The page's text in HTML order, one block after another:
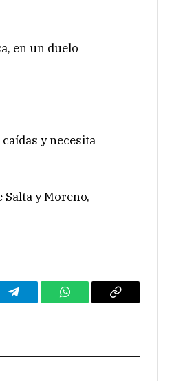
en un duelo
y necesita
y Moreno,
Telegram WhatsAppCopy